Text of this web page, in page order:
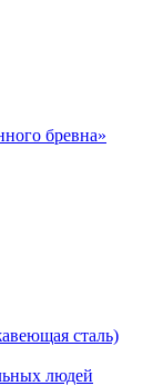
бревна»
сталь)
людей